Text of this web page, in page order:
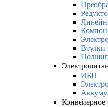
Втулки
ИБП
Конвейерное